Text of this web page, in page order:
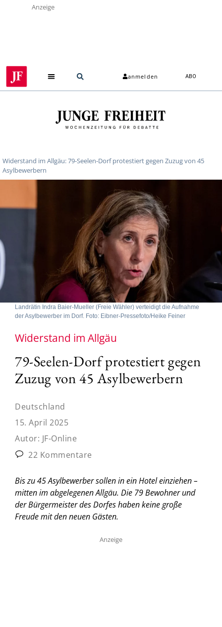
Anzeige
anmelden ABO
Widerstand im Allgäu: 79-Seelen-Dorf protestiert gegen Zuzug von 45
Asylbewerbern
Landrätin Indra Baier-Mueller (Freie Wähler) verteidigt die Aufnahme
der Asylbewerber im Dorf. Foto: Eibner-Pressefoto/Heike Feiner
Widerstand im Allgäu
79-Seelen-Dorf protestiert gegen
Zuzug von 45 Asylbewerbern
Deutschland
15. April 2025
Autor: JF-Online
22 Kommentare
Bis zu 45 Asylbewerber sollen in ein Hotel einziehen –
mitten im abgelegenen Allgäu. Die 79 Bewohner und
der Bürgermeister des Dorfes haben keine große
Freude mit den neuen Gästen.
Anzeige